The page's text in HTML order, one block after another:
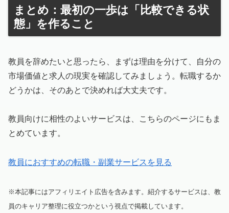
まとめ：最初の一歩は「比較できる状
態」を作ること
教員を辞めたいと思ったら、まずは理由を分けて、自分の
市場価値と求人の現実を確認してみましょう。転職するか
どうかは、そのあとで決めれば大丈夫です。
教員向けに相性のよいサービスは、こちらのページにもま
とめています。
教員におすすめの転職・副業サービスを見る
※本記事にはアフィリエイト広告を含みます。紹介するサービスは、教
員のキャリア整理に役立つかという視点で掲載しています。